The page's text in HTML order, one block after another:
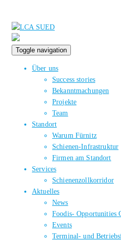
Toggle navigation
Über uns
Success stories
Bekanntmachungen
Projekte
Team
Standort
Warum Fürnitz
Schienen-Infrastruktur
Firmen am Standort
Services
Schienenzollkorridor
Aktuelles
News
Foodis- Opportunities
Events
Terminal- und